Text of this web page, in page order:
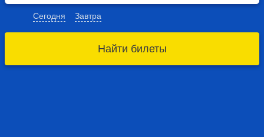
Сегодня Завтра
Найти билеты